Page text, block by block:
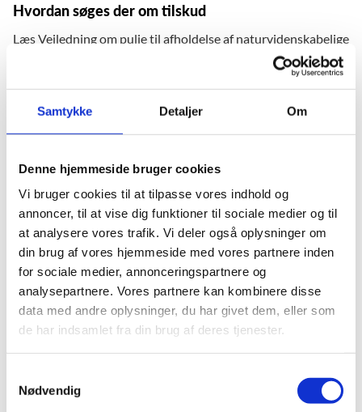
Samtykke Detaljer Om
Denne hjemmeside bruger cookies
Vi bruger cookies til at tilpasse vores indhold og
annoncer, til at vise dig funktioner til sociale medier og til
at analysere vores trafik. Vi deler også oplysninger om
din brug af vores hjemmeside med vores partnere inden
for sociale medier, annonceringspartnere og
analysepartnere. Vores partnere kan kombinere disse
data med andre oplysninger, du har givet dem, eller som
de har indsamlet fra din brug af deres tjenester.
Nødvendig
Hvordan søges der om tilskud
Læs Vejledning om pulje til afholdelse af naturvidenskabelige
olympiader og konkurrencer m.v. (Olympiadepuljen/FL 2023)
for information om ansøgningsproceduren, krav og vilkår for
af ansøgningen. Vejledningen findes under
Ansøgningsmateriale, hvor de skabeloner og skemaer, som
Midler til fordeling
Der er i alt 3,39 millioner kroner i puljen-
Ansøgningsfrist
Frist for indsendelse af ansøgninger er mandag den 21.
august 2023, kl. 13.00.